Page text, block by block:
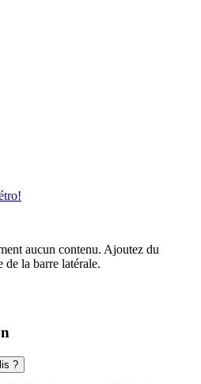
aucun contenu. Ajoutez du
de la barre latérale.
?